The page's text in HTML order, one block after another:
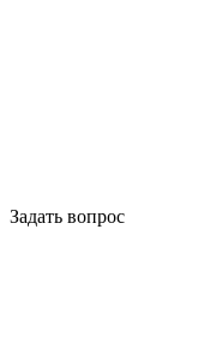
Задать вопрос